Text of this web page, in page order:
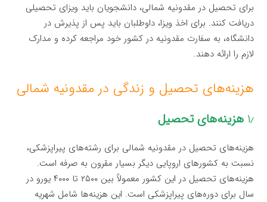
برای تحصیل در مقدونیه شمالی، دانشجویان باید ویزای تحصیلی
دریافت کنند. برای اخذ ویزا، داوطلبان باید پس از پذیرش در
دانشگاه، به سفارت مقدونیه در کشور خود مراجعه کرده و مدارک
لازم را ارائه دهند.
هزینه‌های تحصیل و زندگی در مقدونیه شمالی
۱٫ هزینه‌های تحصیل
هزینه‌های تحصیل در مقدونیه شمالی برای رشته‌های پیراپزشکی،
نسبت به کشورهای اروپایی دیگر بسیار مقرون به صرفه است.
هزینه‌های تحصیل در این کشور معمولاً بین ۲۵۰۰ تا ۴۰۰۰ یورو در
سال برای دوره‌های پیراپزشکی است. این هزینه‌ها شامل شهریه